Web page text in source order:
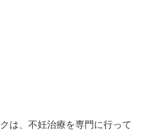
は、不妊治療を専門に行って